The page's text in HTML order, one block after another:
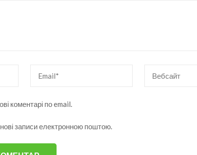
коментарі по email.
записи електронною поштою.